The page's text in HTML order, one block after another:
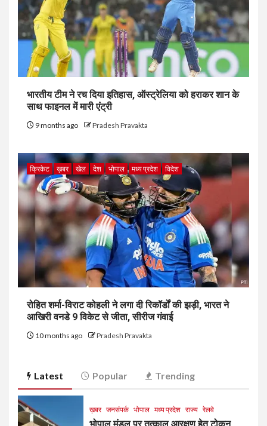
भारतीय टीम ने रच दिया इतिहास, ऑस्ट्रेलिया को हराकर शान के
साथ फाइनल में मारी एंट्री
9 months ago Pradesh Pravakta
क्रिकेट ख़बर खेल देश भोपाल मध्य प्रदेश विदेश
रोहित शर्मा-विराट कोहली ने लगा दी रिकॉर्डों की झड़ी, भारत ने
आखिरी वनडे 9 विकेट से जीता, सीरीज गंवाई
10 months ago Pradesh Pravakta
Latest Popular Trending
ख़बर जनसंपर्क भोपाल मध्य प्रदेश राज्य रेलवे